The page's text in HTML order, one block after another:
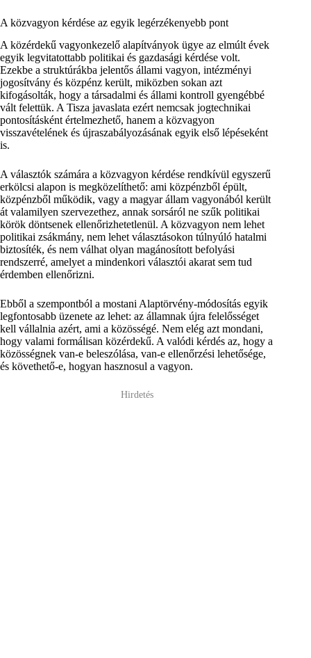
A közvagyon kérdése az egyik legérzékenyebb pont
A közérdekű vagyonkezelő alapítványok ügye az elmúlt évek
egyik legvitatottabb politikai és gazdasági kérdése volt.
Ezekbe a struktúrákba jelentős állami vagyon, intézményi
jogosítvány és közpénz került, miközben sokan azt
kifogásolták, hogy a társadalmi és állami kontroll gyengébbé
vált felettük. A Tisza javaslata ezért nemcsak jogtechnikai
pontosításként értelmezhető, hanem a közvagyon
visszavételének és újraszabályozásának egyik első lépéseként
is.
A választók számára a közvagyon kérdése rendkívül egyszerű
erkölcsi alapon is megközelíthető: ami közpénzből épült,
közpénzből működik, vagy a magyar állam vagyonából került
át valamilyen szervezethez, annak sorsáról ne szűk politikai
körök döntsenek ellenőrizhetetlenül. A közvagyon nem lehet
politikai zsákmány, nem lehet választásokon túlnyúló hatalmi
biztosíték, és nem válhat olyan magánosított befolyási
rendszerré, amelyet a mindenkori választói akarat sem tud
érdemben ellenőrizni.
Ebből a szempontból a mostani Alaptörvény-módosítás egyik
legfontosabb üzenete az lehet: az államnak újra felelősséget
kell vállalnia azért, ami a közösségé. Nem elég azt mondani,
hogy valami formálisan közérdekű. A valódi kérdés az, hogy a
közösségnek van-e beleszólása, van-e ellenőrzési lehetősége,
és követhető-e, hogyan hasznosul a vagyon.
Hirdetés